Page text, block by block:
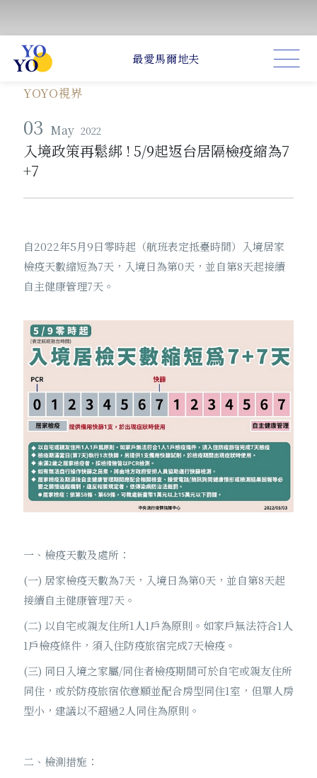
YOYO視界
入境政策再鬆綁 ! 5/9起返台居隔檢疫縮為7
+7
03 May 2022
自2022年5月9日零時起（航班表定抵臺時間）入境居家
檢疫天數縮短為7天，入境日為第0天，並自第8天起接續
自主健康管理7天。
一、檢疫天數及處所：
(一) 居家檢疫天數為7天，入境日為第0天，並自第8天起
接續自主健康管理7天。
(二) 以自宅或親友住所1人1戶為原則。如家戶無法符合1人
1戶檢疫條件，須入住防疫旅宿完成7天檢疫。
(三) 同日入境之家屬/同住者檢疫期間可於自宅或親友住所
同住，或於防疫旅宿依意願並配合房型同住1室，但單人房
型小，建議以不超過2人同住為原則。
二、檢測措施：